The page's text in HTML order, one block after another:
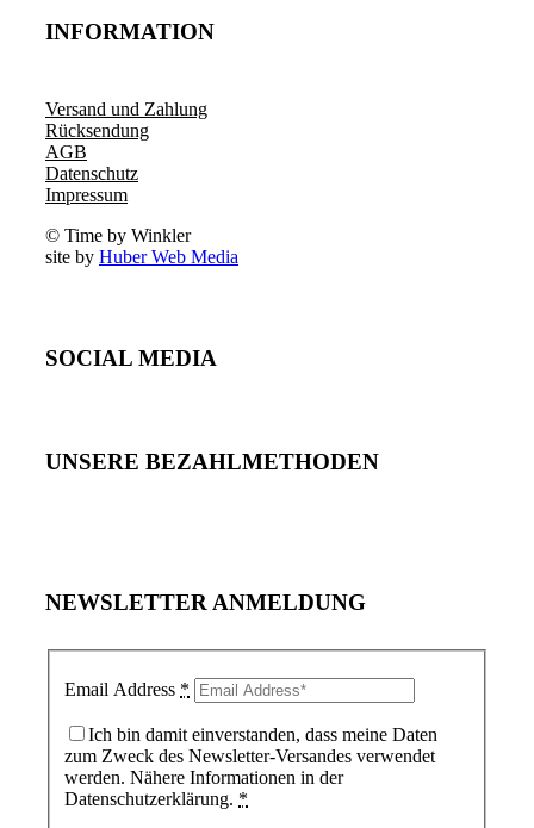
INFORMATION
Versand und Zahlung
Rücksendung
AGB
Datenschutz
Impressum
© Time by Winkler
site by Huber Web Media
SOCIAL MEDIA
UNSERE BEZAHLMETHODEN
NEWSLETTER ANMELDUNG
Email Address *
Ich bin damit einverstanden, dass meine Daten
zum Zweck des Newsletter-Versandes verwendet
werden. Nähere Informationen in der
Datenschutzerklärung. *